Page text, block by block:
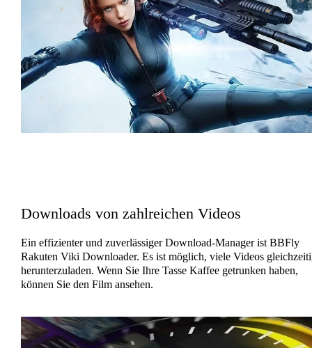
Downloads von zahlreichen Videos
Ein effizienter und zuverlässiger Download-Manager ist BBFly
Rakuten Viki Downloader. Es ist möglich, viele Videos
herunterzuladen. Wenn Sie Ihre Tasse Kaffee getrunken haben,
können Sie den Film ansehen.